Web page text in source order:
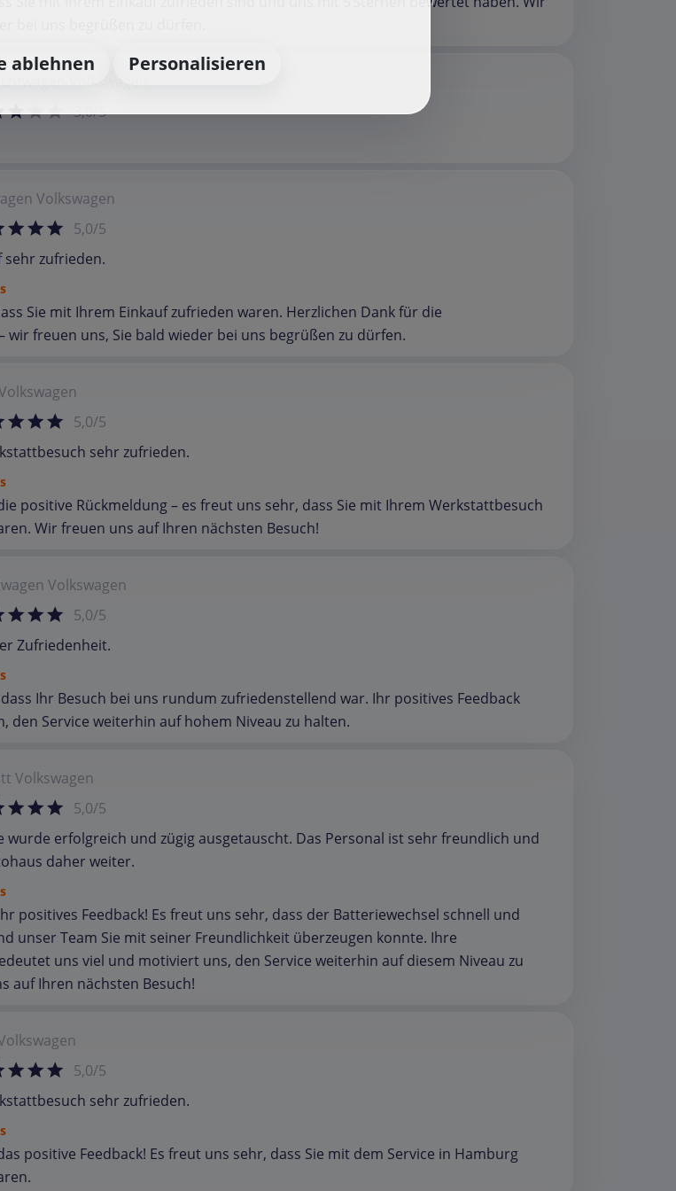
bei uns begrüßen zu dürfen.
3,0/5
Volkswagen
5,0/5
sehr zufrieden.
Sie mit Ihrem Einkauf zufrieden waren. Herzlichen Dank für die
wir freuen uns, Sie bald wieder bei uns begrüßen zu dürfen.
5,0/5
sehr zufrieden.
positive Rückmeldung – es freut uns sehr, dass Sie mit Ihrem Werkstattbesuch
Wir freuen uns auf Ihren nächsten Besuch!
Volkswagen
5,0/5
Zufriedenheit.
Ihr Besuch bei uns rundum zufriedenstellend war. Ihr positives Feedback
den Service weiterhin auf hohem Niveau zu halten.
Volkswagen
5,0/5
wurde erfolgreich und zügig ausgetauscht. Das Personal ist sehr freundlich und
daher weiter.
positives Feedback! Es freut uns sehr, dass der Batteriewechsel schnell und
unser Team Sie mit seiner Freundlichkeit überzeugen konnte. Ihre
uns viel und motiviert uns, den Service weiterhin auf diesem Niveau zu
auf Ihren nächsten Besuch!
5,0/5
sehr zufrieden.
positive Feedback! Es freut uns sehr, dass Sie mit dem Service in Hamburg
ablehnen Personalisieren